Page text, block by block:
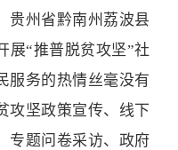
贵州省黔南州荔波县
展“推普脱贫攻坚”社
服务的热情丝毫没有
攻坚政策宣传、线下
专题问卷采访、政府